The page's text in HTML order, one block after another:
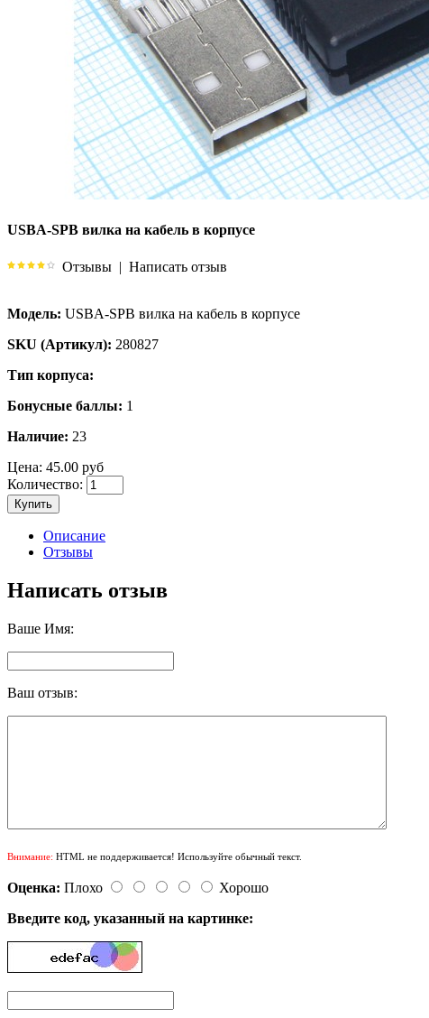
USBA-SPB вилка на кабель в корпусе
Отзывы | Написать отзыв
Модель: USBA-SPB вилка на кабель в корпусе
SKU (Артикул): 280827
Тип корпуса:
Бонусные баллы: 1
Наличие: 23
Цена: 45.00 руб
Количество:
Купить
Описание
Отзывы
Написать отзыв
Ваше Имя:
Ваш отзыв:
Внимание: HTML не поддерживается! Используйте обычный текст.
Оценка: Плохо
Хорошо
Введите код, указанный на картинке: